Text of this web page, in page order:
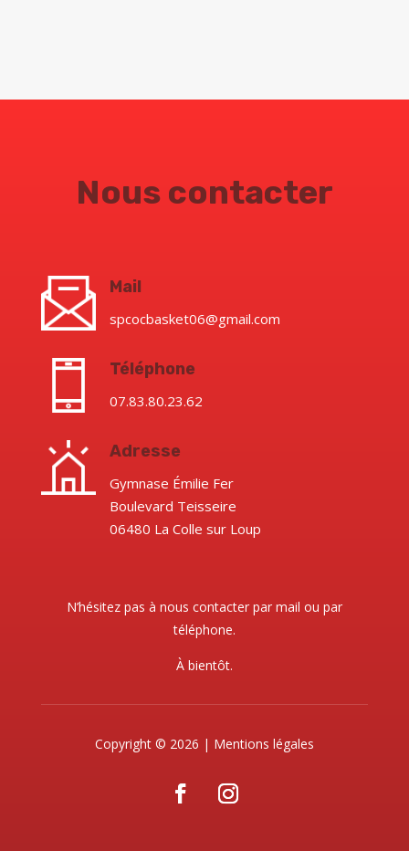
Nous contacter
Mail
spcocbasket06@gmail.com
Téléphone
07.83.80.23.62
Adresse
Gymnase Émilie Fer
Boulevard Teisseire
06480 La Colle sur Loup
N’hésitez pas à nous contacter par mail ou par
téléphone.
À bientôt.
Copyright © 2026 | Mentions légales